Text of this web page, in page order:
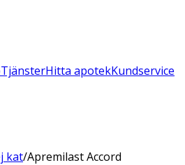
TjänsterHitta apotekKundservice
kat/Apremilast Accord